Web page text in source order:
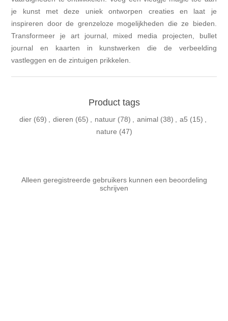
je kunst met deze uniek ontworpen creaties en laat je
inspireren door de grenzeloze mogelijkheden die ze bieden.
Transformeer je art journal, mixed media projecten, bullet
journal en kaarten in kunstwerken die de verbeelding
vastleggen en de zintuigen prikkelen.
Product tags
dier (69) , dieren (65) , natuur (78) , animal (38) , a5 (15) ,
nature (47)
Alleen geregistreerde gebruikers kunnen een beoordeling
schrijven